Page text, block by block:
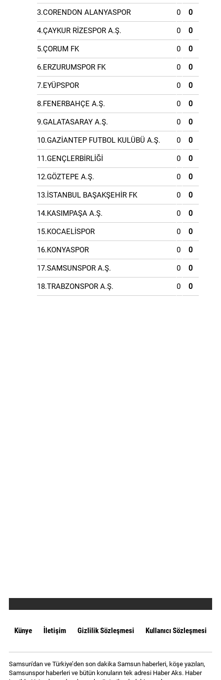
3.CORENDON ALANYASPOR 0 0
4.ÇAYKUR RİZESPOR A.Ş. 0 0
5.ÇORUM FK 0 0
6.ERZURUMSPOR FK 0 0
7.EYÜPSPOR 0 0
8.FENERBAHÇE A.Ş. 0 0
9.GALATASARAY A.Ş. 0 0
10.GAZİANTEP FUTBOL KULÜBÜ A.Ş. 0 0
11.GENÇLERBİRLİĞİ 0 0
12.GÖZTEPE A.Ş. 0 0
13.İSTANBUL BAŞAKŞEHİR FK 0 0
14.KASIMPAŞA A.Ş. 0 0
15.KOCAELİSPOR 0 0
16.KONYASPOR 0 0
17.SAMSUNSPOR A.Ş. 0 0
18.TRABZONSPOR A.Ş. 0 0
Künye İletişim Gizlilik Sözleşmesi Kullanıcı Sözleşmesi
Samsun'dan ve Türkiye’den son dakika Samsun haberleri, köşe yazıları,
Samsunspor haberleri ve bütün konuların tek adresi Haber Aks. Haber